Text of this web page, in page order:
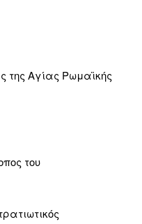
της Αγίας Ρωμαϊκής
του